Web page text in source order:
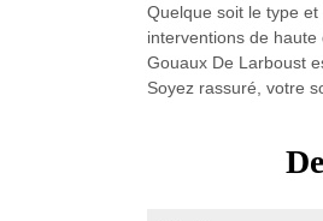
Quelque soit le type
interventions de
Gouaux De Larboust
Soyez rassuré, votre